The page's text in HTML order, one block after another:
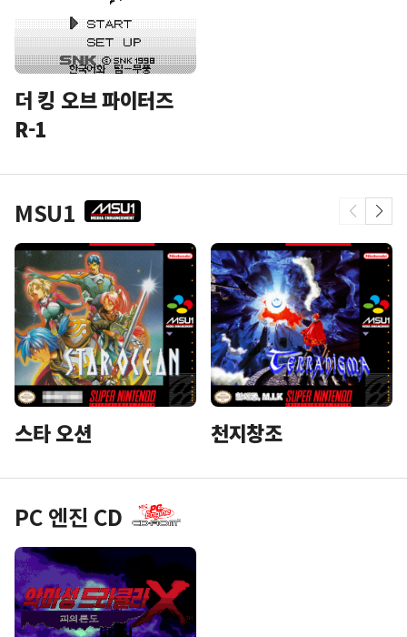
더 킹 오브 파이터즈
R-1
MSU1
스타 오션 천지창조
PC 엔진 CD